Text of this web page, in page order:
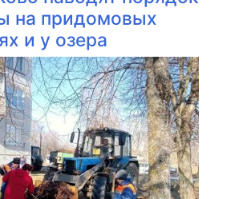
на придомовых
и у озера